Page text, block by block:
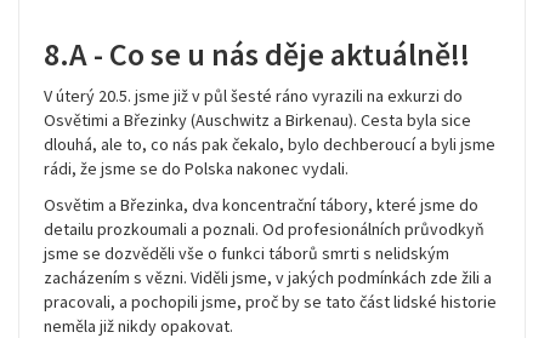
8.A - Co se u nás děje aktuálně!!
V úterý 20.5. jsme již v půl šesté ráno vyrazili na exkurzi do
Osvětimi a Březinky (Auschwitz a Birkenau). Cesta byla sice
dlouhá, ale to, co nás pak čekalo, bylo dechberoucí a byli jsme
rádi, že jsme se do Polska nakonec vydali.
Osvětim a Březinka, dva koncentrační tábory, které jsme do
detailu prozkoumali a poznali. Od profesionálních průvodkyň
jsme se dozvěděli vše o funkci táborů smrti s nelidským
zacházením s vězni. Viděli jsme, v jakých podmínkách zde žili a
pracovali, a pochopili jsme, proč by se tato část lidské historie
neměla již nikdy opakovat.